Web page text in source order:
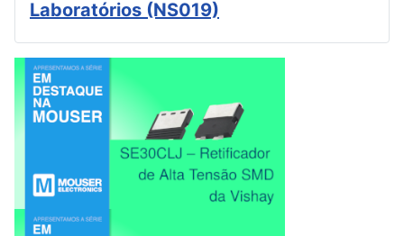
Laboratórios (NS019)